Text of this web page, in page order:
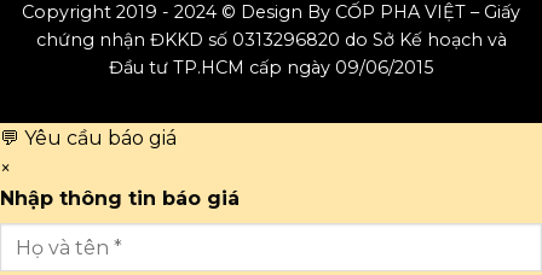
Copyright 2019 - 2024 © Design By CỐP PHA VIỆT – Giấy
chứng nhận ĐKKD số 0313296820 do Sở Kế hoạch và
Đầu tư TP.HCM cấp ngày 09/06/2015
💬 Yêu cầu báo giá
×
Nhập thông tin báo giá